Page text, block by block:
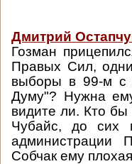
Дмитрий
Гозман
Правых Сил,
выборы в 99-м с
Думу"? Нужна
видите ли. Кто
Чубайс, до сих
администрации
Собчак ему